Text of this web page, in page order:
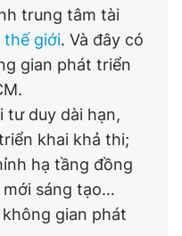
trung tâm tài
thế giới. Và đây có
gian phát triển
tư duy dài hạn,
khai khả thi;
hạ tầng đồng
sáng tạo…
gian phát